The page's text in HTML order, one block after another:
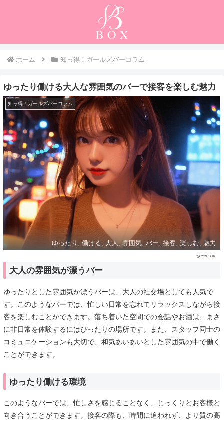
ホーム 知っ得！ガールズバーコラム
ゆったり働ける大人な雰囲気のバーで接客を楽しむ魅力
知っ得！ガールズバーコラム
ゆったり, 働ける, 大人, 雰囲気, バー, 接客, 楽しむ, 魅力
2024.12.09
大人の雰囲気が漂うバー
ゆったりとした雰囲気が漂うバーは、大人の社交場としても人気で
す。このようなバーでは、忙しい日常を忘れてリラックスしながら接
客を楽しむことができます。落ち着いた空間での会話やお酒は、まさ
に非日常を体験するにはぴったりの場所です。また、スタッフ同士の
コミュニケーションも大切で、和気あいあいとした雰囲気の中で働く
ことができます。
ゆったり働ける環境
このようなバーでは、忙しさを感じることなく、じっくりとお客様と
向き合うことができます。接客の際も、時間に追われず、より質の高